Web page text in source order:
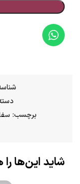
برچسب:
شاید این‌ها